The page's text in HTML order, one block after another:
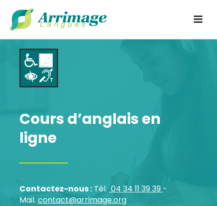
Cours d’anglais en
ligne
Contactez-nous : Tél. 04 34 11 39 39 -
Mail. contact@arrimage.org